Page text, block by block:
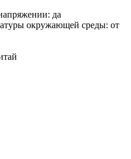
да
окружающей среды: от